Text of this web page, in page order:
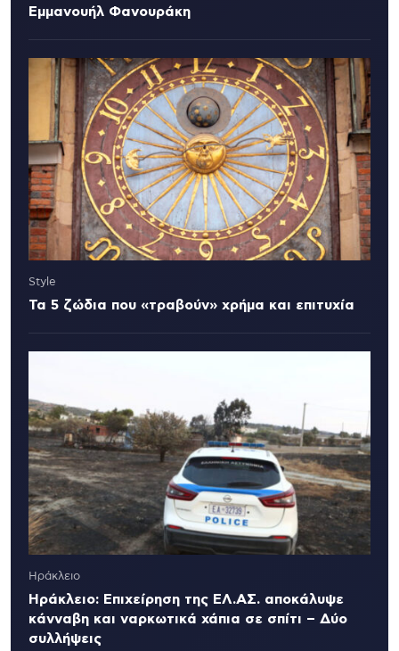
Εμμανουήλ Φανουράκη
Style
Τα 5 ζώδια που «τραβούν» χρήμα και επιτυχία
Ηράκλειο
Ηράκλειο: Επιχείρηση της ΕΛ.ΑΣ. αποκάλυψε
κάνναβη και ναρκωτικά χάπια σε σπίτι – Δύο
συλλήψεις